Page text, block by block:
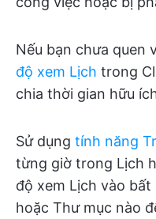
Nếu bạn chưa quen
độ xem Lịch trong
chia thời gian hữu
Sử dụng tính năng
từng giờ trong Lịch
độ xem Lịch vào
hoặc Thư mục nào